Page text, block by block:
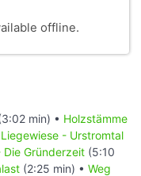
offline.
min) • Holzstämme
- Urstromtal
Gründerzeit (5:10
(2:25 min) • Weg